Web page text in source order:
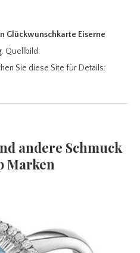
Glückwunschkarte Eiserne
. Quellbild:
Sie diese Site für Details:
andere Schmuck
Marken